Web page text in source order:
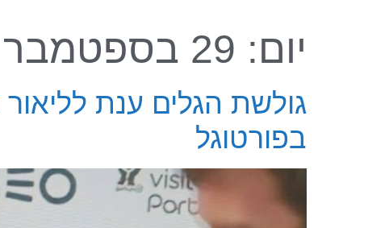
יום: 29 בספטמבר 2020
בפורטוגל